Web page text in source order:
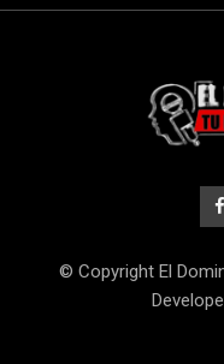
© Copyright El